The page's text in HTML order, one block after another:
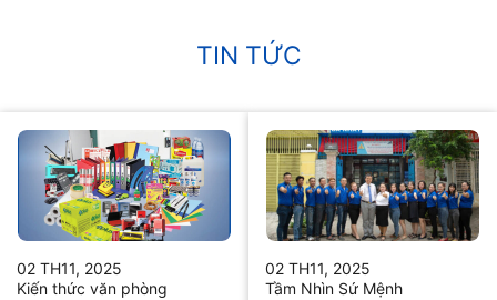
TIN TỨC
02 TH11, 2025
Kiến thức văn phòng
02 TH11, 2025
Tầm Nhìn Sứ Mệnh